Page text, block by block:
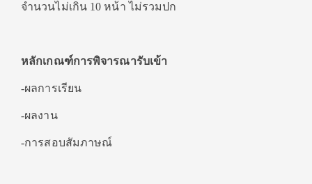
จำนวนไม่เกิน 10 หน้า ไม่รวมปก
หลักเกณฑ์การพิจารณารับเข้า
-ผลการเรียน
-ผลงาน
-การสอบสัมภาษณ์